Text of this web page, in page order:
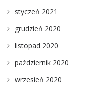
styczeń 2021
grudzień 2020
listopad 2020
październik 2020
wrzesień 2020